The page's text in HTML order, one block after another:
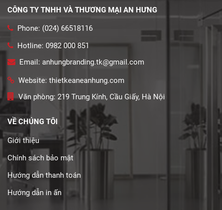
CÔNG TY TNHH VÀ THƯƠNG MẠI AN HƯNG
Phone: (024) 66518116
Hotline: 0982 000 851
Email: anhungbranding.tk@gmail.com
Website: thietkeaneanhung.com
Văn phòng: 219 Trung Kính, Cầu Giấy, Hà Nội
VỀ CHÚNG TÔI
Giới thiệu
Chính sách bảo mật
Hướng dẫn thanh toán
Hướng dẫn in ấn